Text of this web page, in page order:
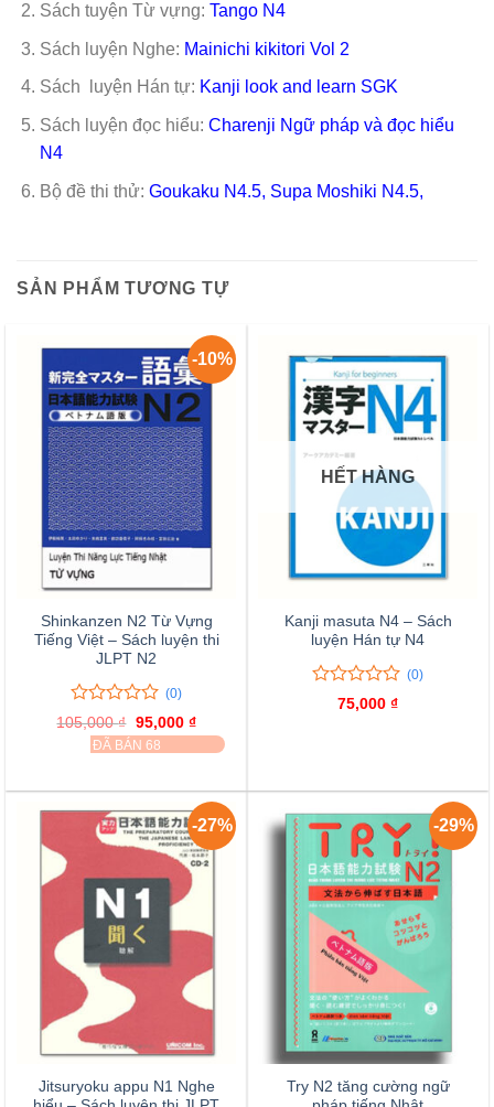
Sách tuyện Từ vựng: Tango N4
Sách luyện Nghe: Mainichi kikitori Vol 2
Sách luyện Hán tự: Kanji look and learn SGK
Sách luyện đọc hiểu: Charenji Ngữ pháp và đọc hiểu
N4
Bộ đề thi thử: Goukaku N4.5, Supa Moshiki N4.5,
SẢN PHẨM TƯƠNG TỰ
-10%
Shinkanzen N2 Từ Vựng
Tiếng Việt – Sách luyện thi
JLPT N2
0
trên
0
giá
(0)
105,000₫ Giá
gốc
là:
95,000 ₫Giá
hiện
tại
ĐÃ BÁN 68
HẾT HÀNG
Kanji masuta N4 – Sách
luyện Hán tự N4
(0)
75,000 ₫
-27%
Jitsuryoku appu N1 Nghe
-29%
Try N2 tăng cường ngữ